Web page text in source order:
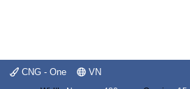
CNG - One VN